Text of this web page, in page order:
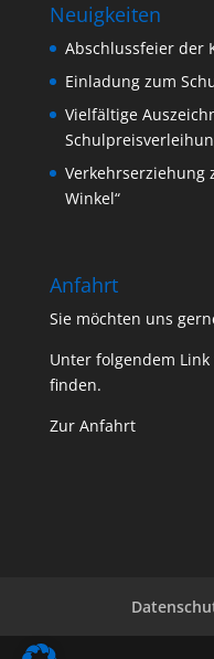
Neuigkeiten
Abschlussfeier der
Einladung zum
Vielfältige
Verkehrserziehung
Winkel“
Anfahrt
Sie möchten uns
Unter folgendem
finden.
Zur Anfahrt